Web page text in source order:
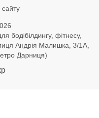
сайту
бодібілдингу, фітнесу,
Андрія Малишка, 3/1А,
Дарниця)